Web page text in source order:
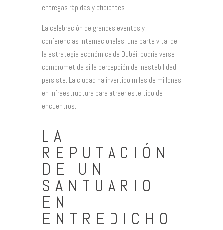
entregas rápidas y eficientes.
La celebración de grandes eventos y
conferencias internacionales, una parte vital de
la estrategia económica de Dubái, podría verse
comprometida si la percepción de inestabilidad
persiste. La ciudad ha invertido miles de millones
en infraestructura para atraer este tipo de
encuentros.
LA
REPUTACIÓN
DE UN
SANTUARIO
EN
ENTREDICHO